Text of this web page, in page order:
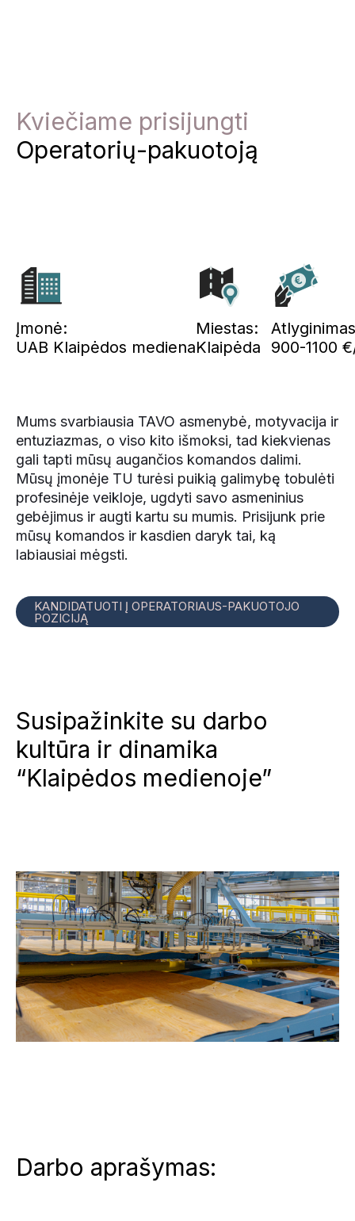
Kviečiame prisijungti
Operatorių-pakuotoją
Įmonė:
UAB Klaipėdos mediena
Miestas:
Klaipėda
900-1100
Mums svarbiausia TAVO asmenybė, motyvacija ir
entuziazmas, o viso kito išmoksi, tad kiekvienas
gali tapti mūsų augančios komandos dalimi.
Mūsų įmonėje TU turėsi puikią galimybę tobulėti
profesinėje veikloje, ugdyti savo asmeninius
gebėjimus ir augti kartu su mumis. Prisijunk prie
mūsų komandos ir kasdien daryk tai, ką
labiausiai mėgsti.
KANDIDATUOTI Į OPERATORIAUS-PAKUOTOJO
POZICIJĄ
Susipažinkite su darbo
kultūra ir dinamika
“Klaipėdos medienoje”
Darbo aprašymas: